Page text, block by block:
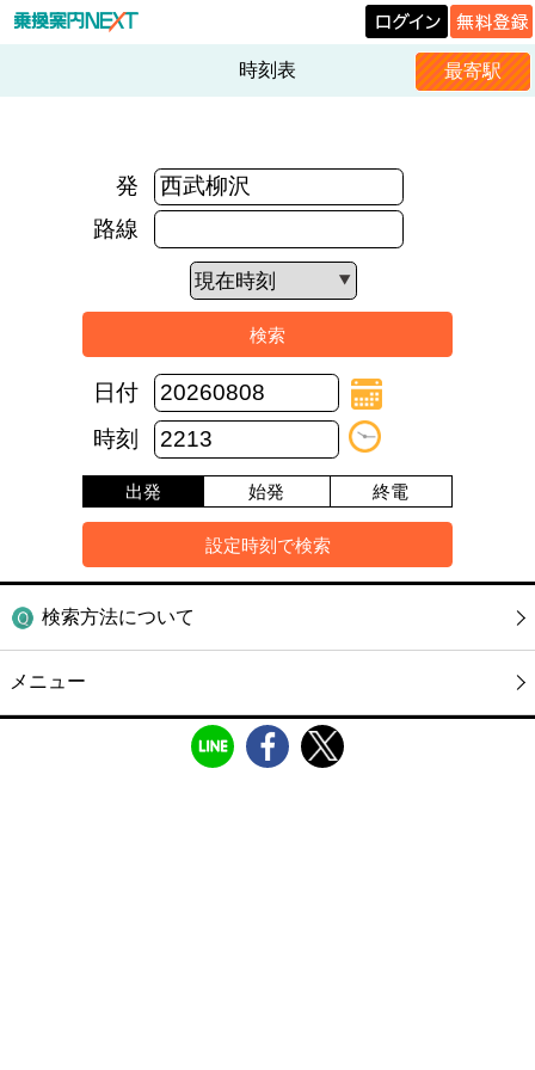
時刻表 最寄駅
発
路線
日付
時刻
出発 始発 終電
検索方法について
メニュー